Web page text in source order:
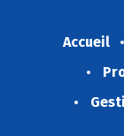
Accueil